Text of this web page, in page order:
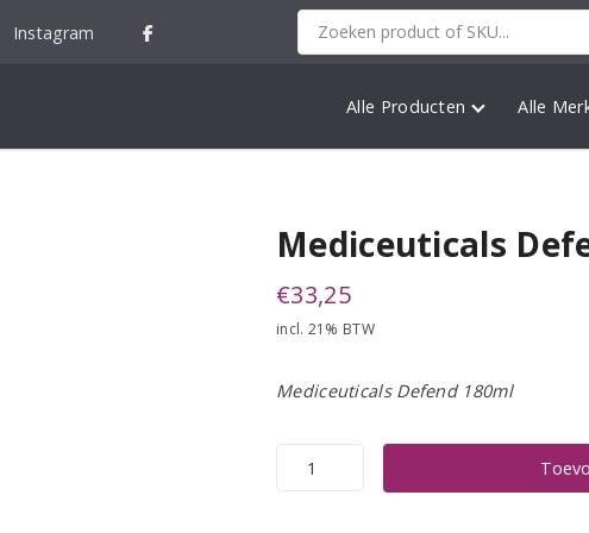
Instagram
Alle Producten Alle
Mediceuticals
€33,25
incl. 21% BTW
Mediceuticals Defend 180ml
Mediceuticals